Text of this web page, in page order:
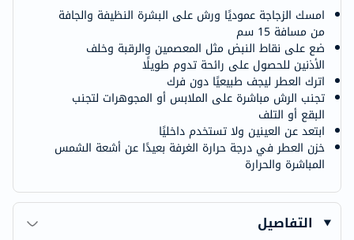
امسك الزجاجة عموديًا ورش على البشرة النظيفة والجافة
من مسافة 15 سم
ضع على نقاط النبض مثل المعصمين والرقبة وخلف
الأذنين للحصول على رائحة تدوم طويلًا
اترك العطر ليجف طبيعيًا دون فرك
تجنب الرش مباشرة على الملابس أو المجوهرات لتجنب
البقع أو التلف
ابتعد عن العينين ولا تستخدم داخليًا
خزن العطر في درجة حرارة الغرفة بعيدًا عن أشعة الشمس
المباشرة والحرارة
التفاصيل